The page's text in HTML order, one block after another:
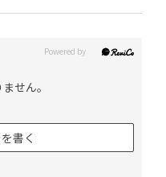
せん。
書く